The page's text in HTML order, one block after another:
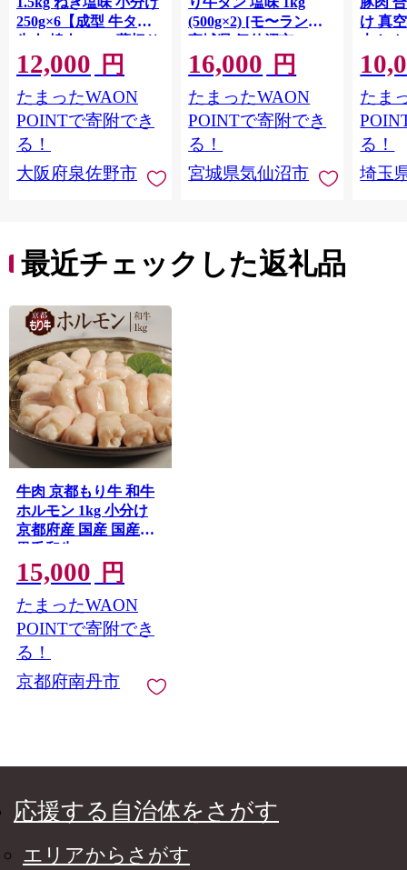
250g×6【成型 牛タン
牛肉 焼肉 BBQ 薄切り
ぎゅうたん スライス
訳あり サイズ不揃
い】 G4721
12,000 円
たまったWAON
POINTで寄附でき
る！
大阪府泉佐野市
(500g×2) [モ〜ランド
宮城県 気仙沼市
20564660] 肉 牛肉 精肉
牛たん 牛タン塩 牛た
ん塩 冷凍 焼肉 BBQ ア
ウトドア バーベキュ
ー 厚切り タン
16,000 円
たまったWAON
POINTで寄附でき
る！
宮城県気仙沼市
け 真
大き
保存
淡路島
ポーク
き肉
ず 惣
まみ
んのお
たま
る！
埼玉
最近チェックした返礼品
牛肉 京都もり牛 和牛
ホルモン 1kg 小分け
京都府産 国産 国産牛
黒毛和牛
15,000 円
たまったWAON
POINTで寄附でき
る！
京都府南丹市
応援する自治体をさがす
エリアからさがす